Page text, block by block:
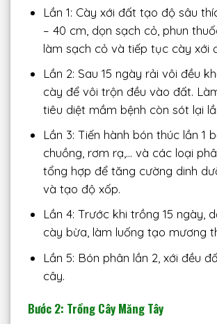
Lần 1: Cày xới đất tạo độ sâu
– 40 cm, dọn sạch cỏ, phun
làm sạch cỏ và tiếp tục cày xới
Lần 2: Sau 15 ngày rải vôi đều
cày để vôi trộn đều vào đất.
tiêu diệt mầm bệnh còn sót lại
Lần 3: Tiến hành bón thúc lần 1
chuồng, rơm rạ,… và các loại
tổng hợp để tăng cường dinh
và tạo độ xốp.
Lần 4: Trước khi trồng 15 ngày,
cày bừa, làm luống tạo mương
Lần 5: Bón phân lần 2, xới đều
cây.
Bước 2: Trồng Cây Măng Tây